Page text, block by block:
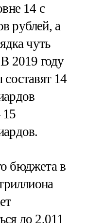
14 с
рублей, а
чуть
2019 году
14
бюджета в
до 2,011